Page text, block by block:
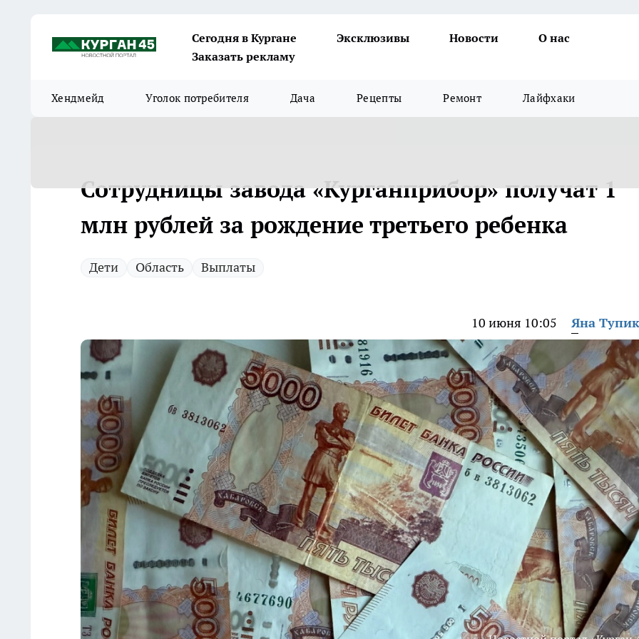
Сегодня в Кургане Эксклюзивы Новости
О нас
Заказать рекламу
Хендмейд Уголок потребителя Дача Рецепты Ремонт Лайфхаки
Сотрудницы завода «Курганприбор» получат 1
млн рублей за рождение третьего ребенка
Дети Область Выплаты
10 июня 10:05 Яна